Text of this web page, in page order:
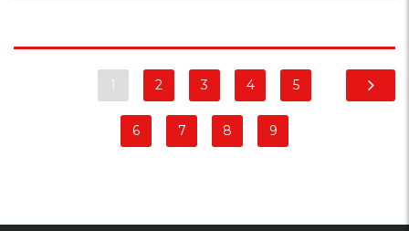
1 2 3 4 5
6 7 8 9